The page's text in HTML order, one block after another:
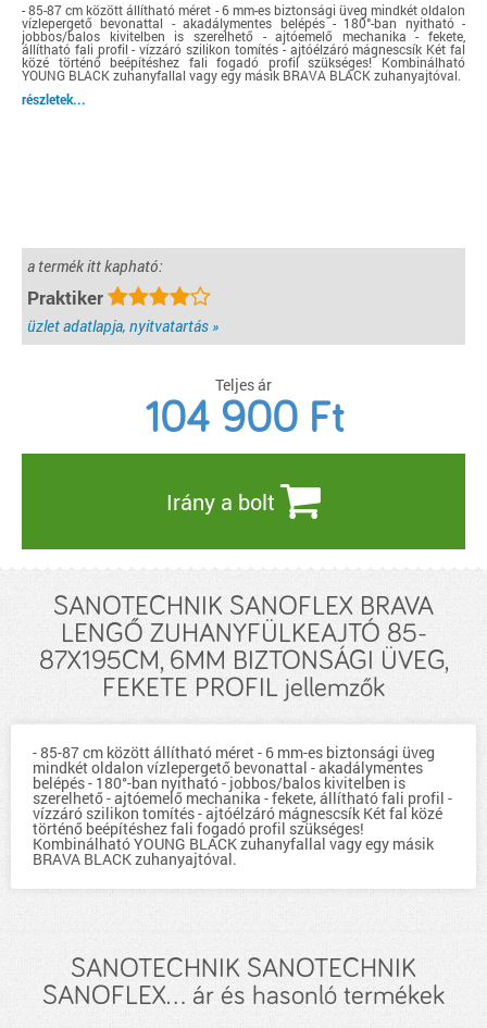
- 85-87 cm között állítható méret - 6 mm-es biztonsági üveg mindkét oldalon
vízlepergető bevonattal - akadálymentes belépés - 180°-ban nyitható -
jobbos/balos kivitelben is szerelhető - ajtóemelő mechanika - fekete,
állítható fali profil - vízzáró szilikon tomítés - ajtóélzáró mágnescsík Két fal
közé történő beépítéshez fali fogadó profil szükséges! Kombinálható
YOUNG BLACK zuhanyfallal vagy egy másik BRAVA BLACK zuhanyajtóval.
részletek...
a termék itt kapható:
Praktiker
üzlet adatlapja, nyitvatartás »
Teljes ár
104 900 Ft
Irány a bolt
SANOTECHNIK SANOFLEX BRAVA
LENGŐ ZUHANYFÜLKEAJTÓ 85-
87X195CM, 6MM BIZTONSÁGI ÜVEG,
FEKETE PROFIL jellemzők
- 85-87 cm között állítható méret - 6 mm-es biztonsági üveg
mindkét oldalon vízlepergető bevonattal - akadálymentes
belépés - 180°-ban nyitható - jobbos/balos kivitelben is
szerelhető - ajtóemelő mechanika - fekete, állítható fali profil -
vízzáró szilikon tomítés - ajtóélzáró mágnescsík Két fal közé
történő beépítéshez fali fogadó profil szükséges!
Kombinálható YOUNG BLACK zuhanyfallal vagy egy másik
BRAVA BLACK zuhanyajtóval.
SANOTECHNIK SANOTECHNIK
SANOFLEX... ár és hasonló termékek